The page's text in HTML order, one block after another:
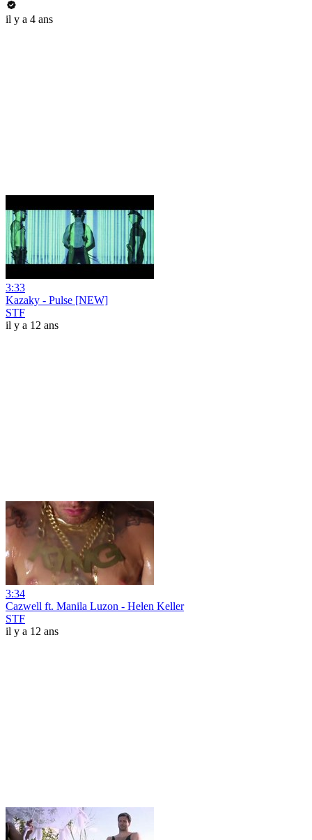
il y a 4 ans
3:33
Kazaky - Pulse [NEW]
STF
il y a 12 ans
3:34
Cazwell ft. Manila Luzon - Helen Keller
STF
il y a 12 ans